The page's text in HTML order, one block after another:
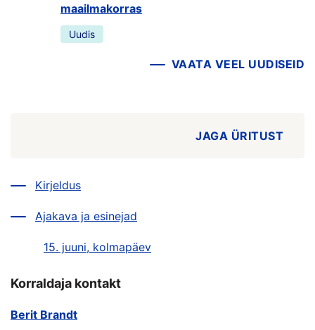
JAGA ÜRITUST
Kirjeldus
Ajakava ja esinejad
15. juuni, kolmapäev
Korraldaja kontakt
Berit Brandt
maailmakorras
Uudis
VAATA VEEL UUDISEID